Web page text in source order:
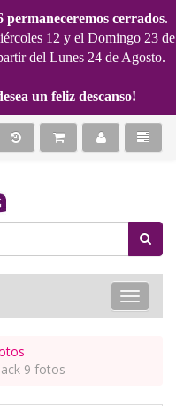
permaneceremos cerrados.
12 y el Domingo 23 de
del Lunes 24 de Agosto.
un feliz descanso!
Toggle
9 fotos